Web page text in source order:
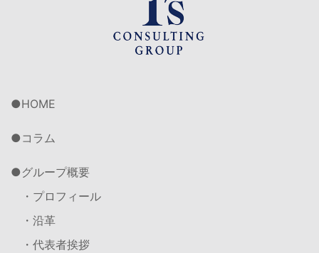
HOME
コラム
グループ概要
・プロフィール
・沿革
・代表者挨拶